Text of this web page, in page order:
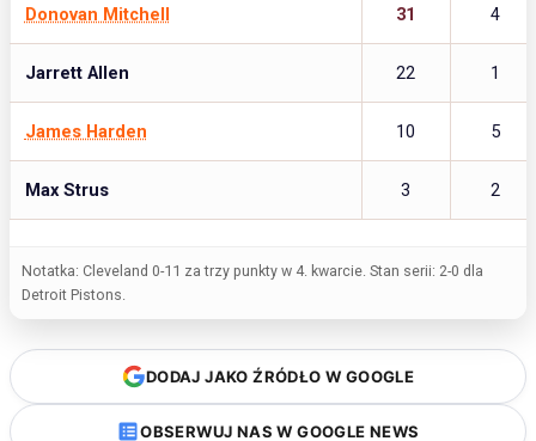
Donovan Mitchell 31 4
Jarrett Allen 22 1
James Harden 10 5
Max Strus 3 2
Notatka: Cleveland 0-11 za trzy punkty w 4. kwarcie. Stan serii: 2-0 dla
Detroit Pistons.
DODAJ JAKO ŹRÓDŁO W GOOGLE
OBSERWUJ NAS W GOOGLE NEWS